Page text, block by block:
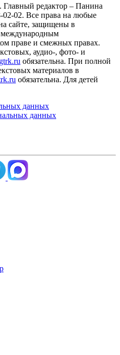
Главный редактор – Панина
02-02. Все права на любые
сайте, защищены в
международным
праве и смежных правах.
аудио-, фото- и
обязательна. При полной
материалов в
обязательна. Для детей
данных
данных